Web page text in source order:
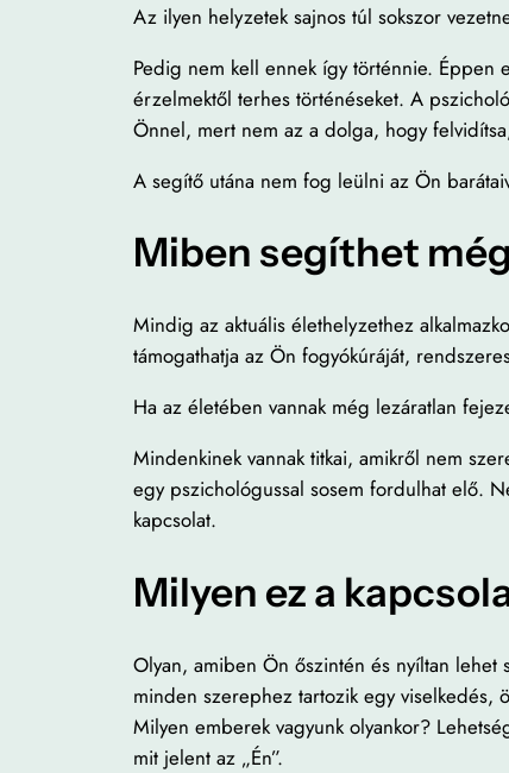
Az ilyen helyzetek sajnos túl sokszor
Pedig nem kell ennek így történnie. Éppen
érzelmektől terhes történéseket. A
Önnel, mert nem az a dolga, hogy
A segítő utána nem fog leülni az Ön
Miben segíthet
Mindig az aktuális élethelyzethez
támogathatja az Ön fogyókúráját,
Ha az életében vannak még lezáratlan
Mindenkinek vannak titkai, amikről nem
egy pszichológussal sosem fordulhat elő.
kapcsolat.
Milyen ez a
Olyan, amiben Ön őszintén és nyíltan
minden szerephez tartozik egy viselkedés,
Milyen emberek vagyunk olyankor?
mit jelent az „Én”.